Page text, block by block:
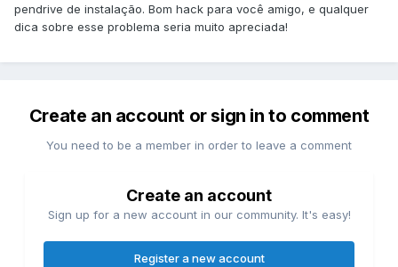
pendrive de instalação. Bom hack para você amigo, e qualquer
dica sobre esse problema seria muito apreciada!
Create an account or sign in to comment
You need to be a member in order to leave a comment
Create an account
Sign up for a new account in our community. It's easy!
Register a new account